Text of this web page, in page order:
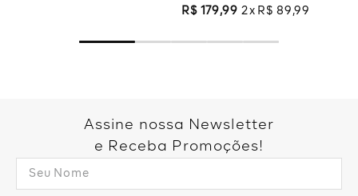
R$ 179,99 2 R$ 89 ,99
Assine nossa Newsletter
e Receba Promoções!